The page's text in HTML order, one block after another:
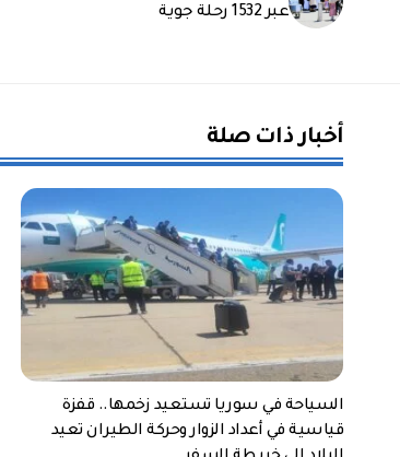
عبر 1532 رحلة جوية
أخبار ذات صلة
السياحة في سوريا تستعيد زخمها.. قفزة
قياسية في أعداد الزوار وحركة الطيران تعيد